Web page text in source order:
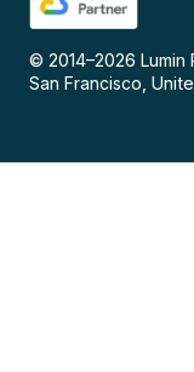
© 2014–2026 Lumin
San Francisco,